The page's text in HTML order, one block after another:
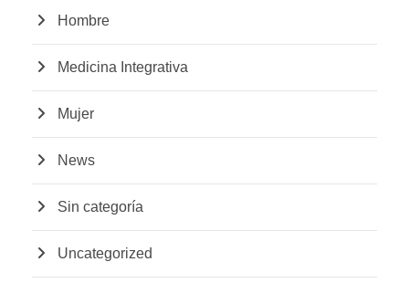
Hombre
Medicina Integrativa
Mujer
News
Sin categoría
Uncategorized